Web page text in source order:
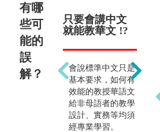
有哪
些可
能的
誤
解？
只要會講中文
就能教華文 !?
會說標準中文只是
基本要求，如何有
效能的教授華語文
給非母語者的教學
設計、實務等均須
經專業學習。